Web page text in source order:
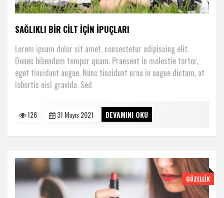
SAĞLIKLI BIR CILT IÇIN IPUÇLARI
Lorem ipsum dolor sit amet, consectetur adipiscing elit.
Donec bibendum tempor quam. Praesent in molestie tortor,
eget tincidunt augue. Nunc tincidunt urna in augue dictum, at
lobortis nisl gravida. Sed
126 31 Mayıs 2021 DEVAMINI OKU
GÜZELLIK